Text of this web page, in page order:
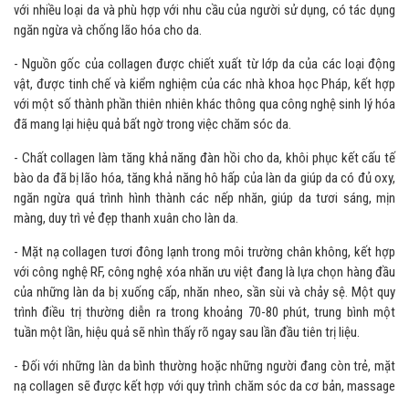
với nhiều loại da và phù hợp với nhu cầu của người sử dụng, có tác dụng
ngăn ngừa và chống lão hóa cho da.
- Nguồn gốc của collagen được chiết xuất từ lớp da của các loại động
vật, được tinh chế và kiểm nghiệm của các nhà khoa học Pháp, kết hợp
với một số thành phần thiên nhiên khác thông qua công nghệ sinh lý hóa
đã mang lại hiệu quả bất ngờ trong việc chăm sóc da.
- Chất collagen làm tăng khả năng đàn hồi cho da, khôi phục kết cấu tế
bào da đã bị lão hóa, tăng khả năng hô hấp của làn da giúp da có đủ oxy,
ngăn ngừa quá trình hình thành các nếp nhăn, giúp da tươi sáng, mịn
màng, duy trì vẻ đẹp thanh xuân cho làn da.
- Mặt nạ collagen tươi đông lạnh trong môi trường chân không, kết hợp
với công nghệ RF, công nghệ xóa nhăn ưu việt đang là lựa chọn hàng đầu
của những làn da bị xuống cấp, nhăn nheo, sần sùi và chảy sệ. Một quy
trình điều trị thường diễn ra trong khoảng 70-80 phút, trung bình một
tuần một lần, hiệu quả sẽ nhìn thấy rõ ngay sau lần đầu tiên trị liệu.
- Đối với những làn da bình thường hoặc những người đang còn trẻ, mặt
nạ collagen sẽ được kết hợp với quy trình chăm sóc da cơ bản, massage